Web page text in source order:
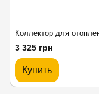
3 325 грн
Купить